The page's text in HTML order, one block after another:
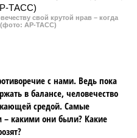
свой крутой нрав – когда
(фото: АР-ТАСС)
с нами. Ведь пока
в балансе, человечество
средой. Самые
– какими они были? Какие